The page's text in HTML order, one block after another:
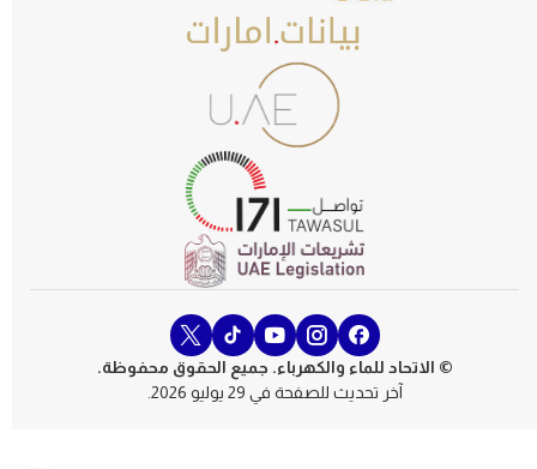
© الاتحاد للماء والكهرباء. جميع الحقوق محفوظة.
آخر تحديث للصفحة في 29 يوليو 2026.